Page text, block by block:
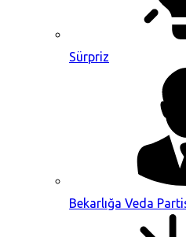
Sürpriz
Bekarlığa Veda